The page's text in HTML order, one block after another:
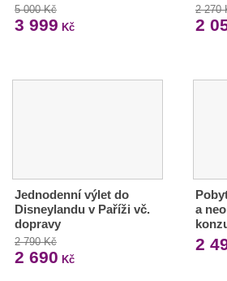
5 000 Kč
3 999 Kč
2 270
2
Jednodenní výlet do
Disneylandu v Paříži vč.
dopravy
2 790 Kč
2 690 Kč
a
2